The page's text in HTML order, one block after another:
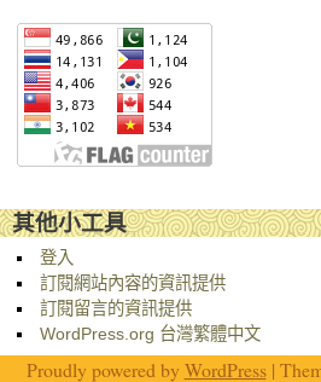
其他小工具
登入
訂閱網站內容的資訊提供
訂閱留言的資訊提供
WordPress.org 台灣繁體中文
Proudly powered by WordPress|